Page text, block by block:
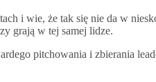
i wie, że tak się nie da w
grają w tej samej lidze.
pitchowania i zbierania